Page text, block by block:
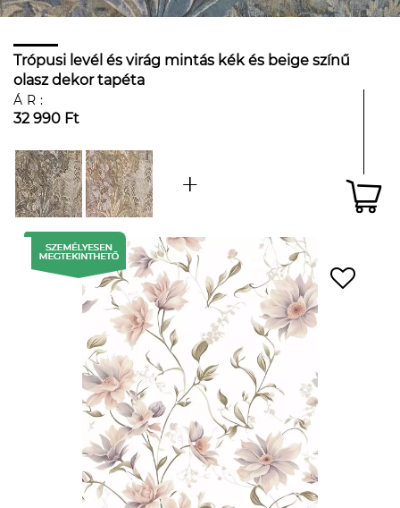
Trópusi levél és virág mintás kék és beige színű
olasz dekor tapéta
ÁR:
32 990 Ft